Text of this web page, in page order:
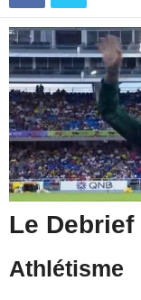
Le
Athlétisme